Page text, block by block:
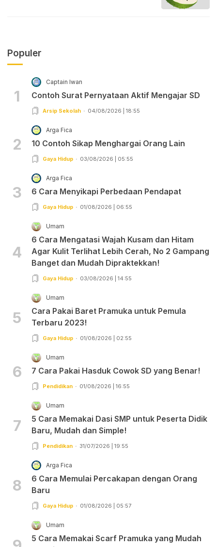
Populer
1
Captain Iwan
Contoh Surat Pernyataan Aktif Mengajar SD
Arsip Sekolah 04/08/2026 | 18:55
2
Arga Fica
10 Contoh Sikap Menghargai Orang Lain
Gaya Hidup 03/08/2026 | 05:55
3
Arga Fica
6 Cara Menyikapi Perbedaan Pendapat
Gaya Hidup 01/08/2026 | 06:55
4
Umam
6 Cara Mengatasi Wajah Kusam dan Hitam
Agar Kulit Terlihat Lebih Cerah, No 2 Gampang
Banget dan Mudah Dipraktekkan!
Gaya Hidup 03/08/2026 | 14:55
5
Umam
Cara Pakai Baret Pramuka untuk Pemula
Terbaru 2023!
Gaya Hidup 01/08/2026 | 02:55
6
Umam
7 Cara Pakai Hasduk Cowok SD yang Benar!
Pendidikan 01/08/2026 | 16:55
7
Umam
5 Cara Memakai Dasi SMP untuk Peserta Didik
Baru, Mudah dan Simple!
Pendidikan 31/07/2026 | 19:55
8
Arga Fica
6 Cara Memulai Percakapan dengan Orang
Baru
Gaya Hidup 01/08/2026 | 05:57
Umam
5 Cara Memakai Scarf Pramuka yang Mudah